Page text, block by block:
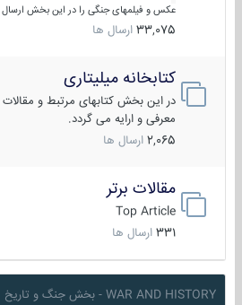
عکس و فیلمهای جنگی را در این بخش ارسال
33,075 ارسال ها
کتابخانه میلیتاری
در این بخش کتابهای مرتبط و مقالات
معرفی و ارایه می گردد.
2,065 ارسال ها
مقالات برتر
Top Article
331 ارسال ها
WAR AND HISTORY - بخش جنگ و تاریخ